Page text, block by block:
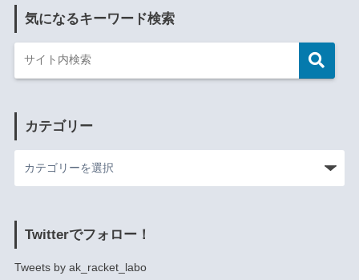
気になるキーワード検索
カテゴリー
Twitterでフォロー！
Tweets by ak_racket_labo